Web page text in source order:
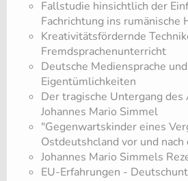
Fallstudie hinsichtlich der
Fachrichtung ins rumänische
Kreativitätsfördernde
Fremdsprachenunterricht
Deutsche Mediensprache
Eigentümlichkeiten
Der tragische Untergang
Johannes Mario Simmel
"Gegenwartskinder eines
Ostdeutshcland vor und
Johannes Mario Simmels
EU-Erfahrungen -